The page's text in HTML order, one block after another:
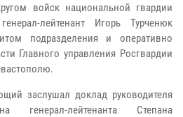
войск национальной гвардии
лейтенант Игорь Турченюк
подразделения и оперативно
Главного управления Росгвардии
заслушал доклад руководителя
генерал-лейтенанта Степана